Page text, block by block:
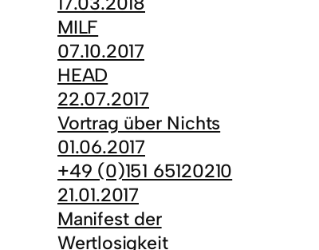
MILF
07.10.2017
HEAD
22.07.2017
Vortrag über Nichts
01.06.2017
+49 (0)151 65120210
21.01.2017
Manifest der
Wertlosigkeit